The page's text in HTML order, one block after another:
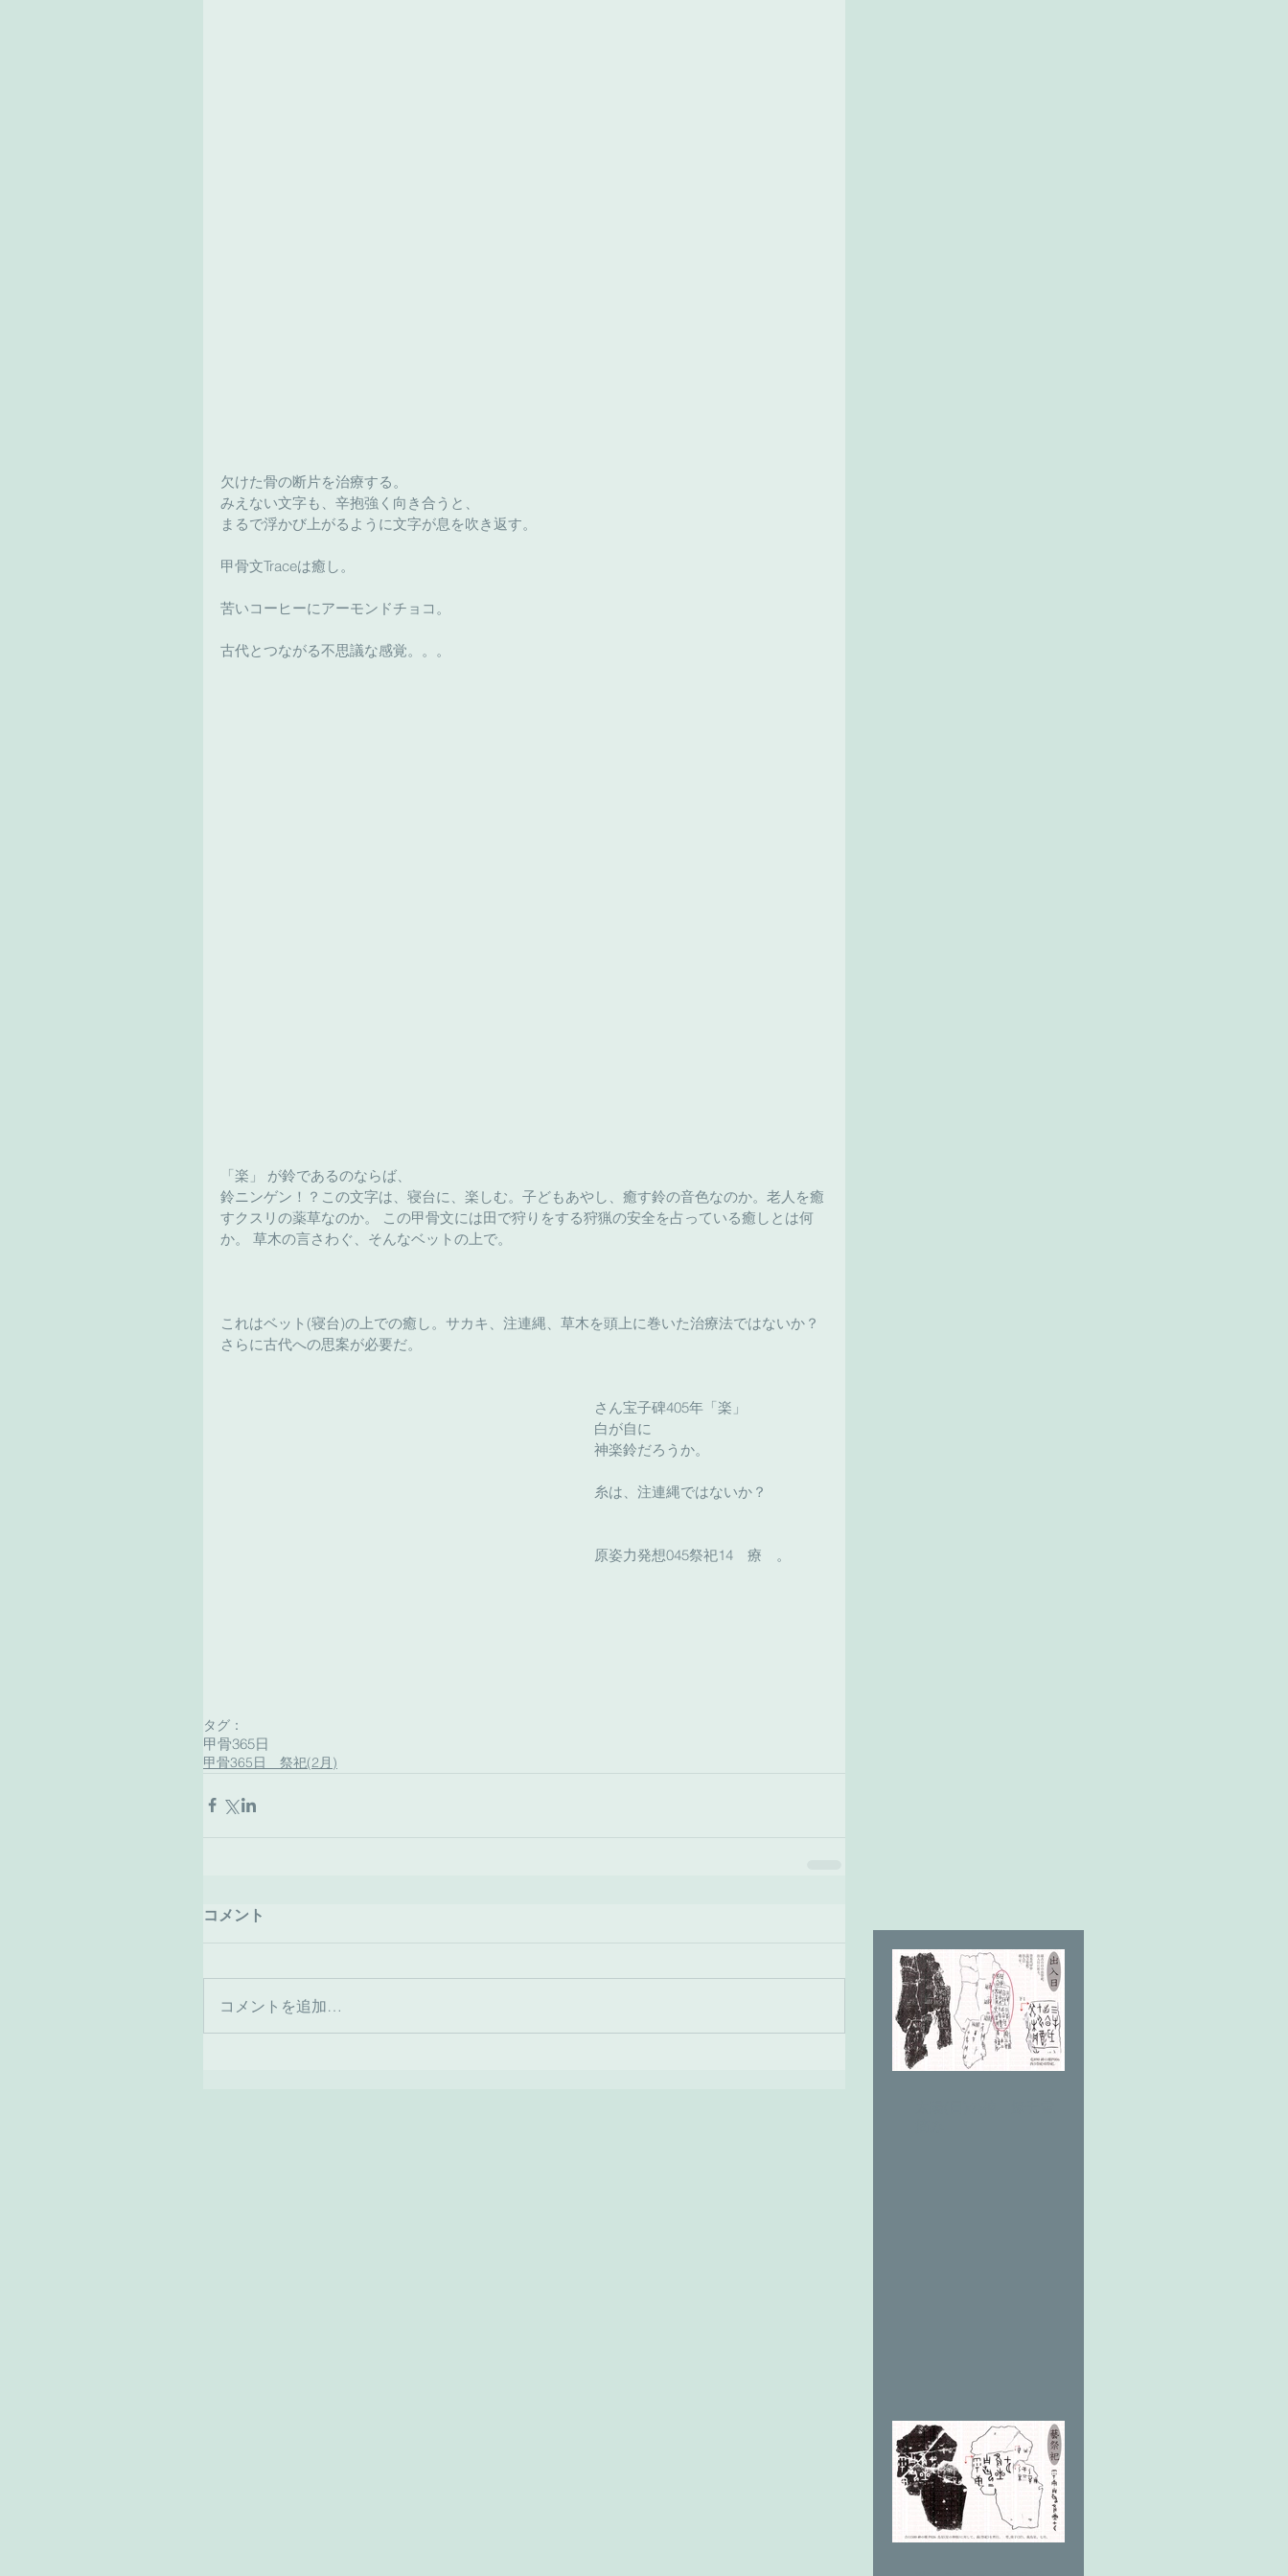
欠けた骨の断片を治療する。
みえない文字も、辛抱強く向き合うと、
まるで浮かび上がるように文字が息を吹き返す。
甲骨文Traceは癒し。
苦いコーヒーにアーモンドチョコ。
古代とつながる不思議な感覚。。。
「楽」 が鈴であるのならば、
鈴ニンゲン！？この文字は、寝台に、楽しむ。子どもあやし、癒す鈴の音色なのか。老人を癒
すクスリの薬草なのか。 この甲骨文には田で狩りをする狩猟の安全を占っている癒しとは何
か。 草木の言さわぐ、そんなベットの上で。
これはベット(寝台)の上での癒し。サカキ、注連縄、草木を頭上に巻いた治療法ではないか？
さらに古代への思案が必要だ。
さん宝子碑405年「楽」
白が自に
神楽鈴だろうか。
糸は、注連縄ではないか？
原姿力発想045祭祀14　療　。
タグ：
甲骨365日
甲骨365日 祭祀(2月)
コメント
コメントを追加…